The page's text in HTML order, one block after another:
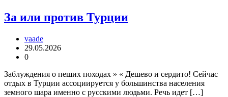
За или против Турции
vaade
29.05.2026
0
Заблуждения о пеших походах » « Дешево и сердито! Сейчас
отдых в Турции ассоциируется у большинства населения
земного шара именно с русскими людьми. Речь идет […]